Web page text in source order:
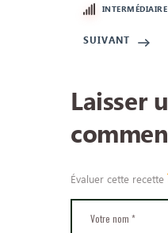
INTERMÉDIAIRE
SUIVANT
Laisser
Évaluer cette recette